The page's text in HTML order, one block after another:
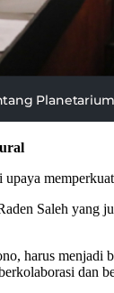
Saleh yang
harus menjadi
dan